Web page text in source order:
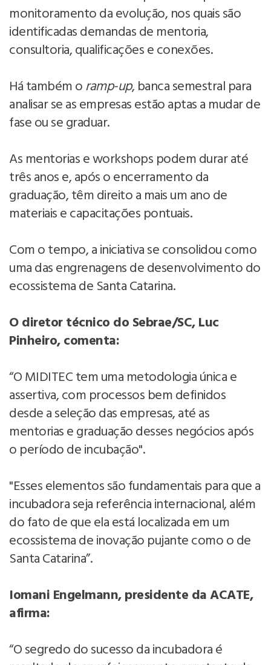
monitoramento da evolução, nos quais são
identificadas demandas de mentoria,
consultoria, qualificações e conexões.
Há também oramp-up, banca semestral para
analisar se as empresas estão aptas a mudar de
fase ou se graduar.
As mentorias e workshops podem durar até
três anos e, após o encerramento da
graduação, têm direito a mais um ano de
materiais e capacitações pontuais.
Com o tempo, a iniciativa se consolidou como
uma das engrenagens de desenvolvimento do
ecossistema de Santa Catarina.
O diretor técnico do Sebrae/SC, Luc
Pinheiro, comenta:
“O MIDITEC tem uma metodologia única e
assertiva, com processos bem definidos
desde a seleção das empresas, até as
mentorias e graduação desses negócios após
o período de incubação".
"Esses elementos são fundamentais para que a
incubadora seja referência internacional, além
do fato de que ela está localizada em um
ecossistema de inovação pujante como o de
Santa Catarina”.
Iomani Engelmann, presidente da ACATE,
afirma:
“O segredo do sucesso da incubadora é